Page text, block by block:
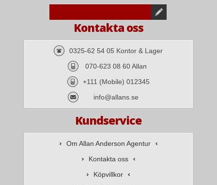
Kontakta oss
0325-62 54 05 Kontor & Lager
070-623 08 60 Allan
+111 (Mobile) 012345
info@allans.se
Kundservice
Om Allan Anderson Agentur
Kontakta oss
Köpvillkor